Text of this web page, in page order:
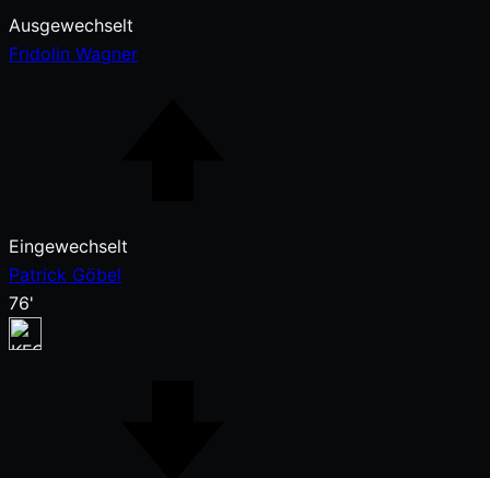
Ausgewechselt
Fridolin Wagner
Eingewechselt
Patrick Göbel
76'